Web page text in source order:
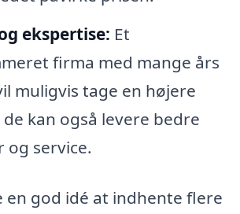
ekspertise: Et
firma med mange års
muligvis tage en højere
kan også levere bedre
og service.
en god idé at indhente flere